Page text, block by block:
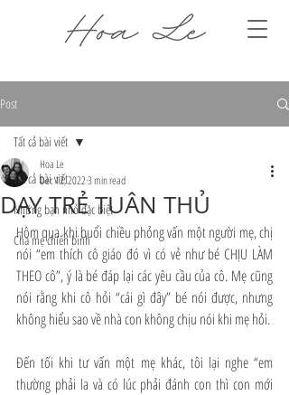
Post
Tất cả bài viết
Những bạn nhỏ đặc biệt
Cha mẹ chiến binh
Tất cả bài viết
DẠY TRẺ TUÂN THỦ
Hoa Le
Dec 12, 20223 min read
Hôm qua khi buổi chiều phỏng vấn một người mẹ, chị
nói “em thích cô giáo đó vì có vẻ như bé CHỊU LÀM
THEO cô”, ý là bé đáp lại các yêu cầu của cô. Mẹ cũng
nói rằng khi cô hỏi “cái gì đây” bé nói được, nhưng
không hiểu sao về nhà con không chịu nói khi mẹ hỏi.
Đến tối khi tư vấn một mẹ khác, tôi lại nghe “em
thường phải la và có lúc phải đánh con thì con mới